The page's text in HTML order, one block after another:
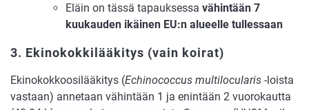
Eläin on tässä tapauksessa vähintään 7
kuukauden ikäinen EU:n alueelle tullessaan
3. Ekinokokkilääkitys (vain koirat)
Ekinokokkoosilääkitys (Echinococcus multilocularis -loista
vastaan) annetaan vähintään 1 ja enintään 2 vuorokautta